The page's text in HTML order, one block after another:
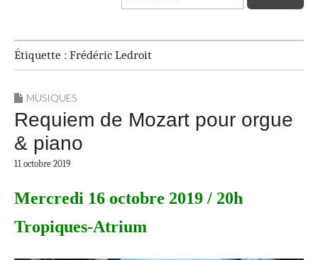
Étiquette : Frédéric Ledroit
MUSIQUES
Requiem de Mozart pour orgue
& piano
11 octobre 2019
Mercredi 16 octobre 2019 / 20h
Tropiques-Atrium